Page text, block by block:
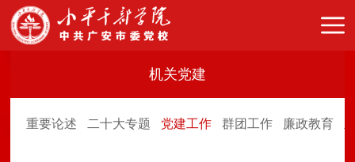
机关党建
重要论述 二十大专题 党建工作 群团工作 廉政教育